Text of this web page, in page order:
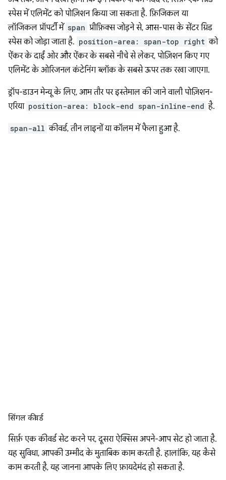
स्पेस में एलिमेंट को पोज़िशन किया जा सकता है. फ़िजिकल या
लॉजिकल प्रॉपर्टी में span प्रीफ़िक्स जोड़ने से, आस-पास के सेंटर ग्रिड
स्पेस को जोड़ा जाता है. position-area: span-top right को
ऐंकर के दाईं ओर और ऐंकर के सबसे नीचे से लेकर, पोज़िशन किए गए
एलिमेंट के ओरिजनल कंटेनिंग ब्लॉक के सबसे ऊपर तक रखा जाएगा.
ड्रॉप-डाउन मेन्यू के लिए, आम तौर पर इस्तेमाल की जाने वाली पोज़िशन-
एरिया position-area: block-end span-inline-end है.
span-all कीवर्ड, तीन लाइनों या कॉलम में फैला हुआ है.
सिंगल कीवर्ड
सिर्फ़ एक कीवर्ड सेट करने पर, दूसरा ऐक्सिस अपने-आप सेट हो जाता है.
यह सुविधा, आपकी उम्मीद के मुताबिक काम करती है. हालांकि, यह कैसे
काम करती है, यह जानना आपके लिए फ़ायदेमंद हो सकता है.